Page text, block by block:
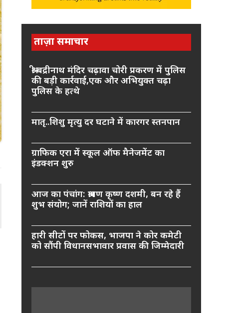
ताज़ा समाचार
श्री बद्रीनाथ मंदिर चढ़ावा चोरी प्रकरण में पुलिस
की बड़ी कार्रवाई,एक और अभियुक्त चढ़ा
पुलिस के हत्थे
मातृ..शिशु मृत्यु दर घटाने में कारगर स्तनपान
ग्राफिक एरा में स्कूल ऑफ मैनेजमेंट का
इंडक्शन शुरु
आज का पंचांग: श्रावण कृष्ण दशमी, बन रहे हैं
शुभ संयोग; जानें राशियों का हाल
हारी सीटों पर फोकस, भाजपा ने कोर कमेटी
को सौंपी विधानसभावार प्रवास की जिम्मेदारी